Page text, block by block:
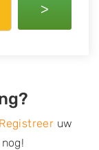
>
Registreer uw